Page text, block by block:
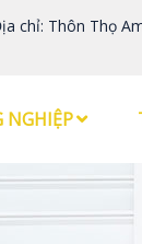
chỉ: Thôn Thọ
NGHIỆP